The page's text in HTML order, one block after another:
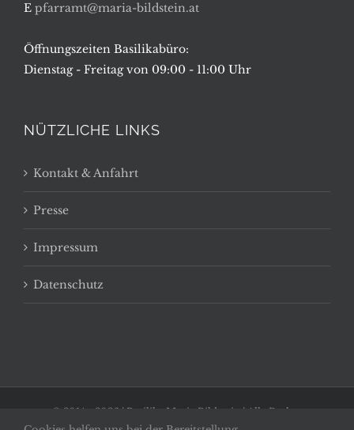
E pfarramt@maria-bildstein.at
Öffnungszeiten Basilikabüro:
Dienstag - Freitag von 09:00 - 11:00 Uhr
NÜTZLICHE LINKS
Kontakt & Anfahrt
Presse
Impressum
Datenschutz
© 2014 - 2026 | Basilika Maria Bildstein | Alle Rechte